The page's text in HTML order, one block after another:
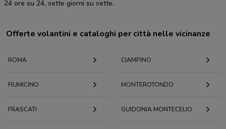
24 ore su 24, sette giorni su sette.
Offerte volantini e cataloghi per città nelle vicinanze
ROMA CIAMPINO
FIUMICINO MONTEROTONDO
FRASCATI GUIDONIA MONTECELIO